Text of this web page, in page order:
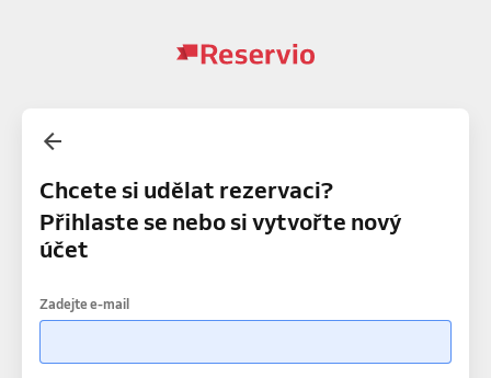
Chcete si udělat rezervaci?
Přihlaste se nebo si vytvořte nový
účet
Zadejte e-mail